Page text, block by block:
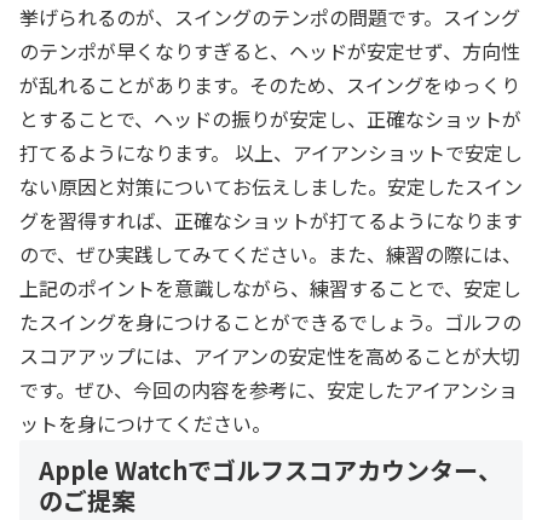
挙げられるのが、スイングのテンポの問題です。スイング
のテンポが早くなりすぎると、ヘッドが安定せず、方向性
が乱れることがあります。そのため、スイングをゆっくり
とすることで、ヘッドの振りが安定し、正確なショットが
打てるようになります。 以上、アイアンショットで安定し
ない原因と対策についてお伝えしました。安定したスイン
グを習得すれば、正確なショットが打てるようになります
ので、ぜひ実践してみてください。また、練習の際には、
上記のポイントを意識しながら、練習することで、安定し
たスイングを身につけることができるでしょう。ゴルフの
スコアアップには、アイアンの安定性を高めることが大切
です。ぜひ、今回の内容を参考に、安定したアイアンショ
ットを身につけてください。
Apple Watchでゴルフスコアカウンター、
のご提案